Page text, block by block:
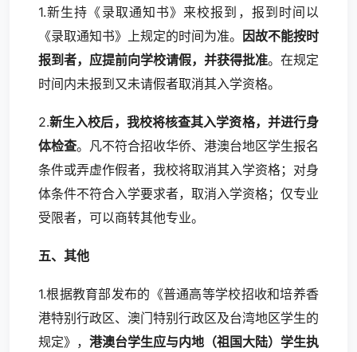
1.新生持《录取通知书》来校报到，报到时间以
《录取通知书》上规定的时间为准。 因故不能按时
报到者，应提前向学校请假，并获得批准。在规定
时间内未报到又未请假者取消其入学资格。
2.新生入校后，我校将核查其入学资格，并进行身
体检查。凡不符合招收华侨、港澳台地区学生报名
条件或弄虚作假者，我校将取消其入学资格；对身
体条件不符合入学要求者，取消入学资格；仅专业
受限者，可以商转其他专业。
五、其他
1.根据教育部发布的《普通高等学校招收和培养香
港特别行政区、澳门特别行政区及台湾地区学生的
规定》， 港澳台学生应与内地（祖国大陆）学生执